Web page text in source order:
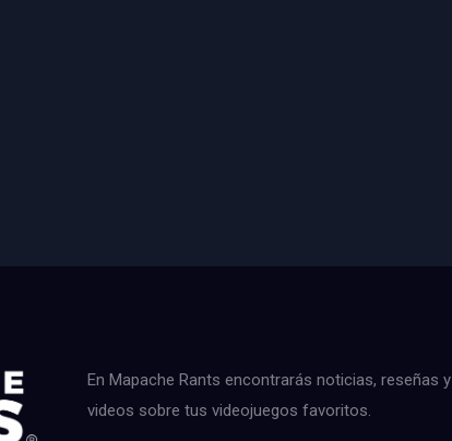
En Mapache Rants encontrarás noticias, reseñas y
videos sobre tus videojuegos favoritos.